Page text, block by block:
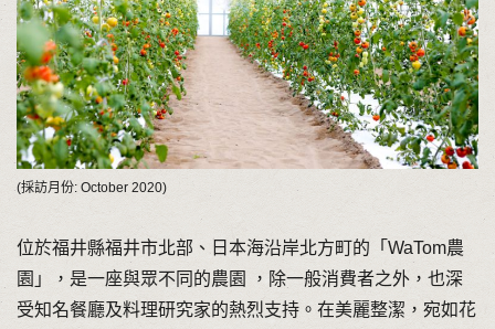
(採訪月份: October 2020)
位於福井縣福井市北部、日本海沿岸北方町的「WaTom農
園」，是一座與眾不同的農園 ，除一般消費者之外，也深
受知名餐廳及料理研究家的熱烈支持。在美麗整潔，宛如花